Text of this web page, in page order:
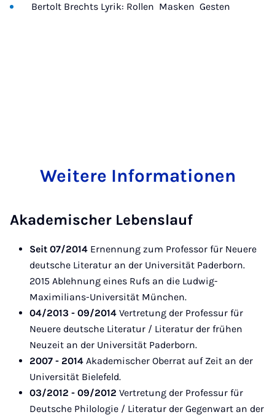
Bertolt Brechts Lyrik: Rollen  Masken  Gesten
Weitere Informationen
Akademischer Lebenslauf
Seit 07/2014 Ernennung zum Professor für Neuere
deutsche Literatur an der Universität Paderborn.
2015 Ablehnung eines Rufs an die Ludwig-
Maximilians-Universität München.
04/2013 - 09/2014 Vertretung der Professur für
Neuere deutsche Literatur / Literatur der frühen
Neuzeit an der Universität Paderborn.
2007 - 2014 Akademischer Oberrat auf Zeit an der
Universität Bielefeld.
03/2012 - 09/2012 Vertretung der Professur für
Deutsche Philologie / Literatur der Gegenwart an der